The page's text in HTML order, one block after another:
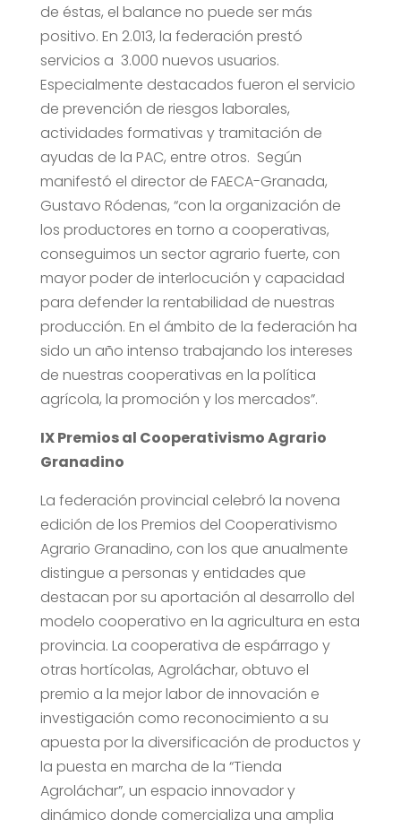
de éstas, el balance no puede ser más
positivo. En 2.013, la federación prestó
servicios a 3.000 nuevos usuarios.
Especialmente destacados fueron el servicio
de prevención de riesgos laborales,
actividades formativas y tramitación de
ayudas de la PAC, entre otros. Según
manifestó el director de FAECA-Granada,
Gustavo Ródenas, “con la organización de
los productores en torno a cooperativas,
conseguimos un sector agrario fuerte, con
mayor poder de interlocución y capacidad
para defender la rentabilidad de nuestras
producción. En el ámbito de la federación ha
sido un año intenso trabajando los intereses
de nuestras cooperativas en la política
agrícola, la promoción y los mercados”.
IX Premios al Cooperativismo Agrario
Granadino
La federación provincial celebró la novena
edición de los Premios del Cooperativismo
Agrario Granadino, con los que anualmente
distingue a personas y entidades que
destacan por su aportación al desarrollo del
modelo cooperativo en la agricultura en esta
provincia. La cooperativa de espárrago y
otras hortícolas, Agroláchar, obtuvo el
premio a la mejor labor de innovación e
investigación como reconocimiento a su
apuesta por la diversificación de productos y
la puesta en marcha de la “Tienda
Agroláchar”, un espacio innovador y
dinámico donde comercializa una amplia